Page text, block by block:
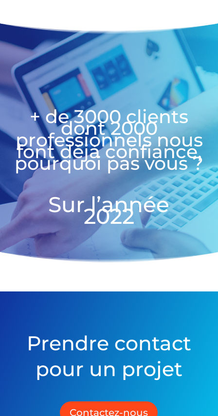
+ de 3000 clients
dont 2000
professionnels nous
font déjà confiance,
pourquoi pas vous ?
Sur l’année
2022
Prendre contact
pour un projet
Contactez-nous